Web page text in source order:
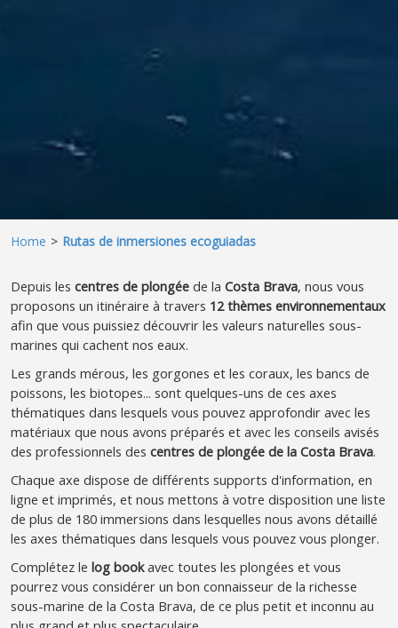
Home Rutas de inmersiones ecoguiadas
Depuis les centres de plongée de la Costa Brava, nous vous
proposons un itinéraire à travers 12 thèmes environnementaux
afin que vous puissiez découvrir les valeurs naturelles sous-
marines qui cachent nos eaux.
Les grands mérous, les gorgones et les coraux, les bancs de
poissons, les biotopes... sont quelques-uns de ces axes
thématiques dans lesquels vous pouvez approfondir avec les
matériaux que nous avons préparés et avec les conseils avisés
des professionnels des centres de plongée de la Costa Brava.
Chaque axe dispose de différents supports d'information, en
ligne et imprimés, et nous mettons à votre disposition une liste
de plus de 180 immersions dans lesquelles nous avons détaillé
les axes thématiques dans lesquels vous pouvez vous plonger.
Complétez le log bookavec toutes les plongées et vous
pourrez vous considérer un bon connaisseur de la richesse
sous-marine de la Costa Brava, de ce plus petit et inconnu au